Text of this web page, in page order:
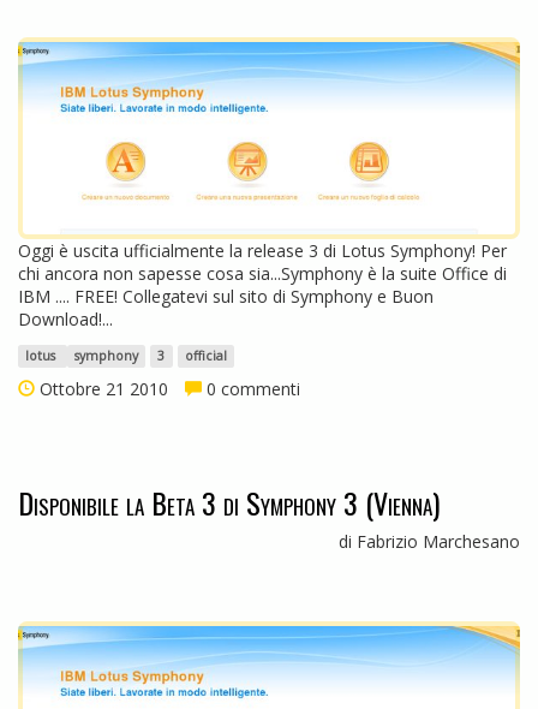
Oggi è uscita ufficialmente la release 3 di Lotus Symphony! Per
chi ancora non sapesse cosa sia...Symphony è la suite Office di
IBM .... FREE! Collegatevi sul sito di Symphony e Buon
Download!...
lotus symphony 3 official
Ottobre 21 2010 0 commenti
Disponibile la Beta 3 di Symphony 3 (Vienna)
di Fabrizio Marchesano